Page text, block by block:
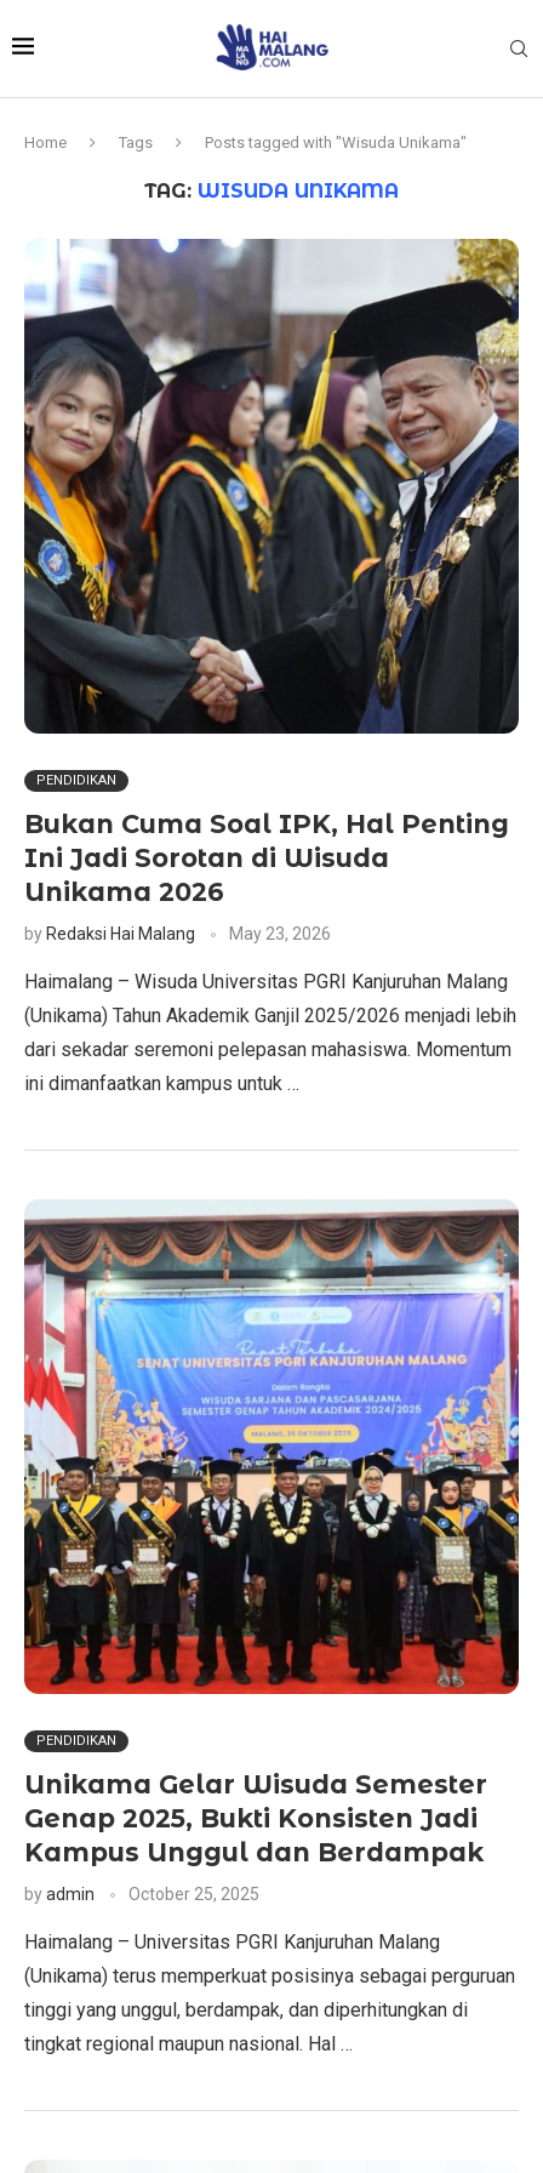
Home Tags Posts tagged with "Wisuda Unikama"
TAG: WISUDA UNIKAMA
PENDIDIKAN
Bukan Cuma Soal IPK, Hal Penting
Ini Jadi Sorotan di Wisuda
Unikama 2026
by Redaksi Hai Malang May 23, 2026
Haimalang – Wisuda Universitas PGRI Kanjuruhan Malang
(Unikama) Tahun Akademik Ganjil 2025/2026 menjadi lebih
dari sekadar seremoni pelepasan mahasiswa. Momentum
ini dimanfaatkan kampus untuk …
PENDIDIKAN
Unikama Gelar Wisuda Semester
Genap 2025, Bukti Konsisten Jadi
Kampus Unggul dan Berdampak
byadmin October 25, 2025
Haimalang – Universitas PGRI Kanjuruhan Malang
(Unikama) terus memperkuat posisinya sebagai perguruan
tinggi yang unggul, berdampak, dan diperhitungkan di
tingkat regional maupun nasional. Hal …